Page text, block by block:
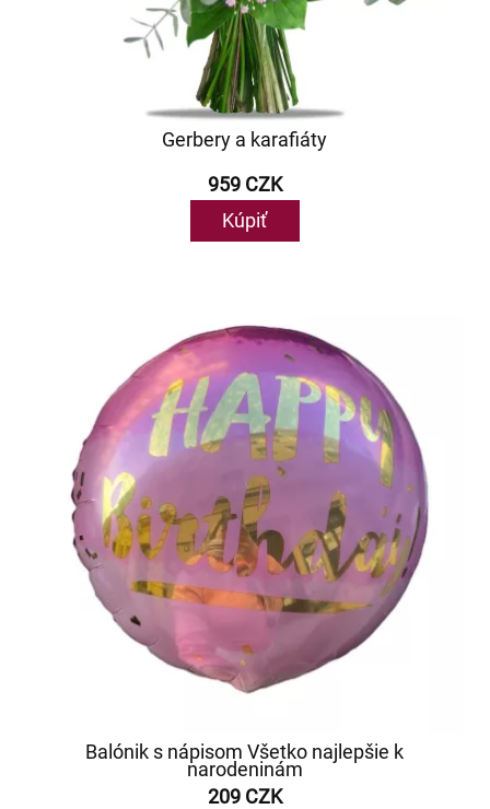
Gerbery a karafiáty
959 CZK
Kúpiť
Balónik s nápisom Všetko najlepšie k
narodeninám
209 CZK